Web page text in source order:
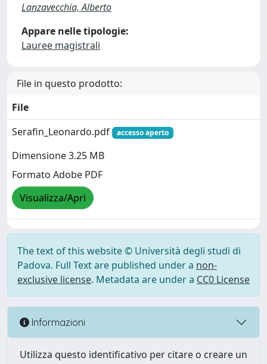
Lanzavecchia, Alberto
Appare nelle tipologie:
Lauree magistrali
File in questo prodotto:
File
Serafin_Leonardo.pdf
accesso aperto
Dimensione 3.25 MB
Formato Adobe PDF
Visualizza/Apri
The text of this website © Università degli studi di
Padova. Full Text are published under a non-
exclusive license. Metadata are under a CC0 License
Informazioni
Utilizza questo identificativo per citare o creare un